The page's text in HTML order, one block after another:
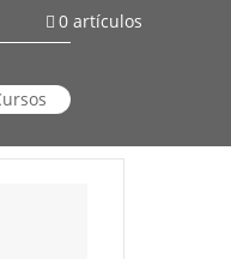
0 artículos